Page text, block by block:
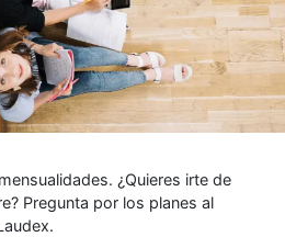
¿Quieres irte de
Pregunta por los planes al